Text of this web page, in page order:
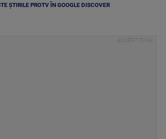
ȘTIRILE PROTV ÎN GOOGLE DISCOVER